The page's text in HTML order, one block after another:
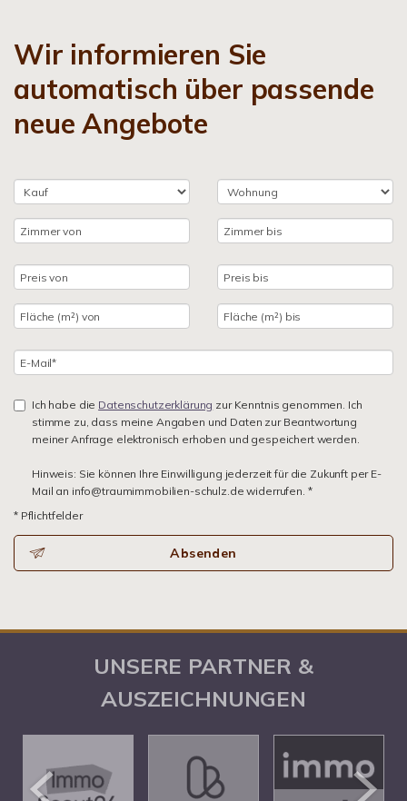
Wir informieren Sie
automatisch über passende
neue Angebote
Ich habe die Datenschutzerklärung zur Kenntnis genommen. Ich
stimme zu, dass meine Angaben und Daten zur Beantwortung
meiner Anfrage elektronisch erhoben und gespeichert werden.
Hinweis: Sie können Ihre Einwilligung jederzeit für die Zukunft per E-
Mail an info@traumimmobilien-schulz.de widerrufen. *
* Pflichtfelder
Absenden
UNSERE PARTNER &
AUSZEICHNUNGEN